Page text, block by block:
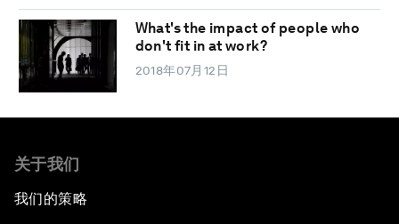
What's the impact of people who
don't fit in at work?
2018年07月12日
关于我们
我们的策略